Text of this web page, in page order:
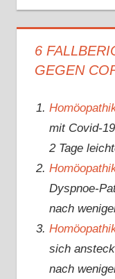
6
GEGEN
mit Covid-
2 Tage
Dyspnoe-
nach
sich
nach